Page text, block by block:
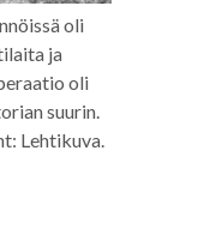
oli
ja
oli
suurin.
Lehtikuva.